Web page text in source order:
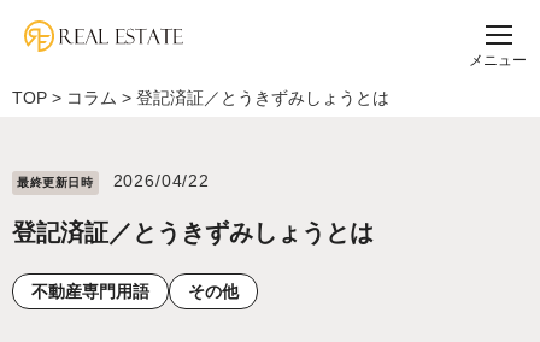
メニュー
TOP > コラム > 登記済証／とうきずみしょうとは
最終更新⽇時 2026/04/22
登記済証／とうきずみしょうとは
不動産専門用語 その他